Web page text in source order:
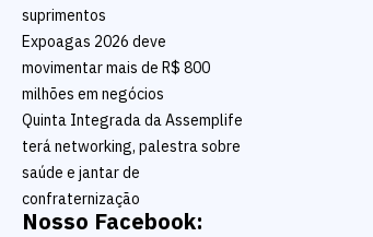
suprimentos
Expoagas 2026 deve
movimentar mais de R$ 800
milhões em negócios
Quinta Integrada da Assemplife
terá networking, palestra sobre
saúde e jantar de
confraternização
Nosso Facebook: